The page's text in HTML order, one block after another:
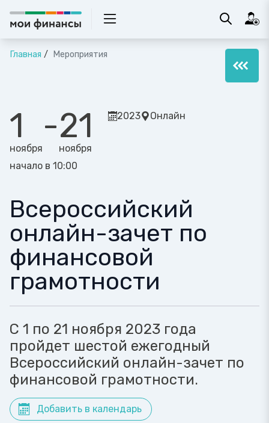
Главная Мероприятия
1
ноября
-21
ноября
начало в 10:00
2023 Онлайн
Всероссийский
онлайн-зачет по
финансовой
грамотности
С 1 по 21 ноября 2023 года
пройдет шестой ежегодный
Всероссийский онлайн-зачет по
финансовой грамотности.
Добавить в календарь